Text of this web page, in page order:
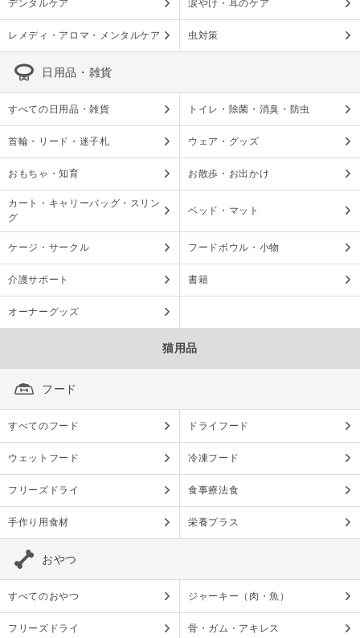
デンタルケア 涙やけ・耳のケア
レメディ・アロマ・メンタルケア 虫対策
日用品・雑貨
すべての日用品・雑貨 トイレ・除菌・消臭・防虫
首輪・リード・迷子札 ウェア・グッズ
おもちゃ・知育 お散歩・お出かけ
カート・キャリーバッグ・スリン
グ
ベッド・マット
ケージ・サークル フードボウル・小物
介護サポート 書籍
オーナーグッズ
猫用品
フード
すべてのフード ドライフード
ウェットフード 冷凍フード
フリーズドライ 食事療法食
手作り用食材 栄養プラス
おやつ
すべてのおやつ ジャーキー（肉・魚）
フリーズドライ 骨・ガム・アキレス